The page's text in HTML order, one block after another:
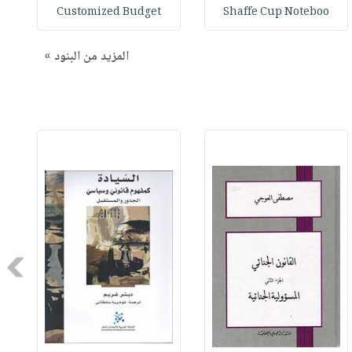
Shaffe Cup Noteboo
Customized Budget
المزيد من البنود »